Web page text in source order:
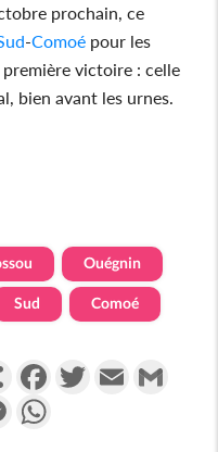
prochain, ce
-Comoé pour les
première victoire : celle
bien avant les urnes.
Ouégnin
Sud Comoé
PartagerFacebookTwitterEmail
Messenger